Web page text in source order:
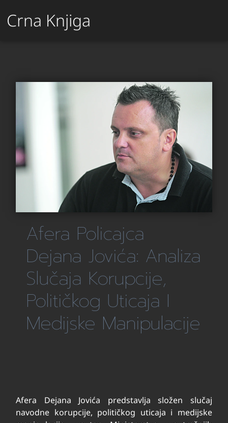
Crna Knjiga
Afera Policajca
Dejana Jovića: Analiza
Slučaja Korupcije,
Političkog Uticaja I
Medijske Manipulacije
Afera Dejana Jovića predstavlja složen slučaj
navodne korupcije, političkog uticaja i medijske